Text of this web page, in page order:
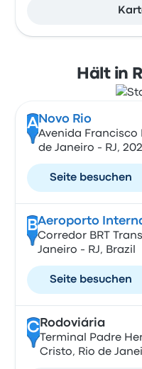
Hält in
A Novo Rio
Avenida Francisco
de Janeiro - RJ,
Seite besuchen
BAeroporto
Corredor BRT
Janeiro - RJ, Brazil
Seite besuchen
CRodoviária
Terminal Padre
Cristo, Rio de